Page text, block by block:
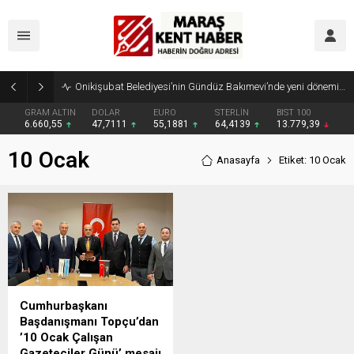
Onikişubat Belediyesi’nin Gündüz Bakımevi’nde yeni dönemin ön kayıtları başladı
GRAM ALTIN
6.660,55
DOLAR
47,7111
EURO
55,1881
STERLİN
64,4139
BIST 100
13.779,39
10 Ocak Anasayfa Etiket: 10 Ocak
Cumhurbaşkanı
Başdanışmanı Topçu’dan
’10 Ocak Çalışan